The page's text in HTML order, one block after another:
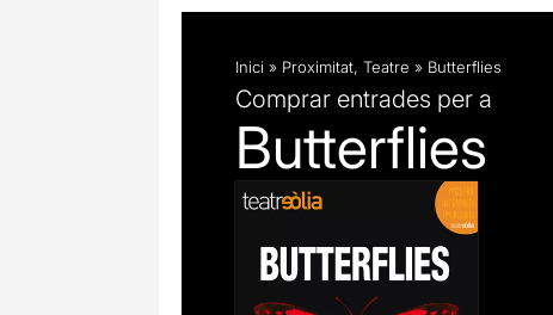
Inici » Proximitat, Teatre » Butterflies
Comprar entrades per a
Butterflies